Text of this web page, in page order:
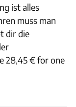
ist alles
muss man
dir die
28,45 € for one